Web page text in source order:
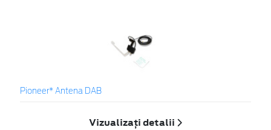
Pioneer* Antena DAB
Vizualizați detalii